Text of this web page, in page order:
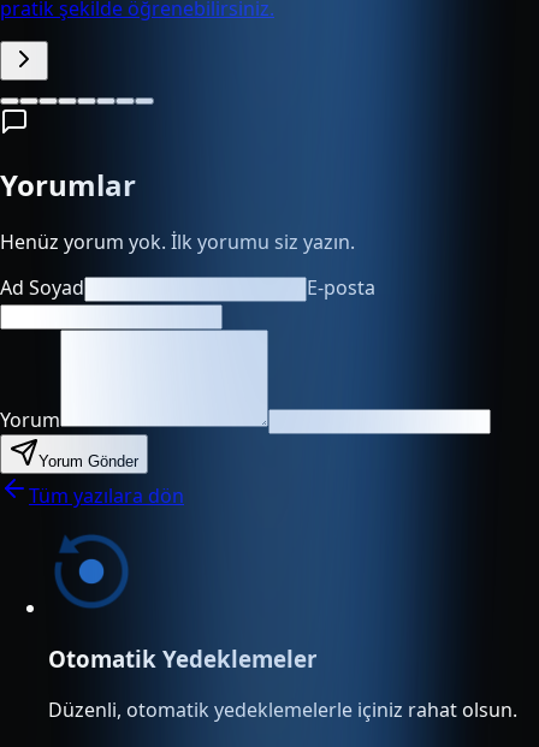
pratik şekilde öğrenebilirsiniz.
Yorumlar
Henüz yorum yok. İlk yorumu siz yazın.
Ad Soyad
E-posta
Yorum
Yorum Gönder
Tüm yazılara dön
Otomatik Yedeklemeler
Düzenli, otomatik yedeklemelerle içiniz rahat olsun.